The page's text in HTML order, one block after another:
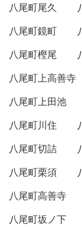
八尾町尾久
八尾町鏡町
八尾町樫尾
八尾町上高善寺
八尾町上田池
八尾町川住
八尾町切詰
八尾町栗須
八尾町高善寺
八尾町坂ノ下